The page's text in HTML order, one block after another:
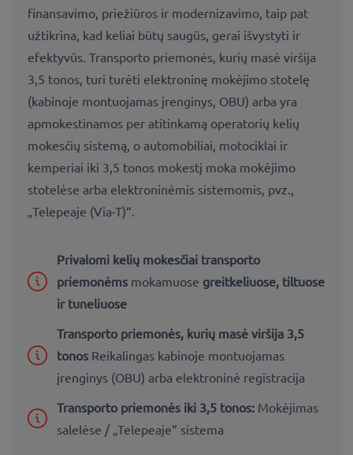
finansavimo, priežiūros ir modernizavimo, taip pat
užtikrina, kad keliai būtų saugūs, gerai išvystyti ir
efektyvūs. Transporto priemonės, kurių masė viršija
3,5 tonos, turi turėti elektroninę mokėjimo stotelę
(kabinoje montuojamas įrenginys, OBU) arba yra
apmokestinamos per atitinkamą operatorių kelių
mokesčių sistemą, o automobiliai, motociklai ir
kemperiai iki 3,5 tonos mokestį moka mokėjimo
stotelėse arba elektroninėmis sistemomis, pvz.,
„Telepeaje (Via-T)“.
Privalomi kelių mokesčiai transporto
priemonėms mokamuose greitkeliuose, tiltuose
ir tuneliuose
Transporto priemonės, kurių masė viršija 3,5
tonos Reikalingas kabinoje montuojamas
įrenginys (OBU) arba elektroninė registracija
Transporto priemonės iki 3,5 tonos: Mokėjimas
salelėse / „Telepeaje“ sistema